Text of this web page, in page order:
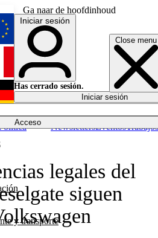
Ga naar de hoofdinhoud
Close menu
Acceso
y transporte
NewslettersEventosTrabajos
English
Français
Iniciar sesión
Has cerrado sesión.
Iniciar sesión
legales del
siguen